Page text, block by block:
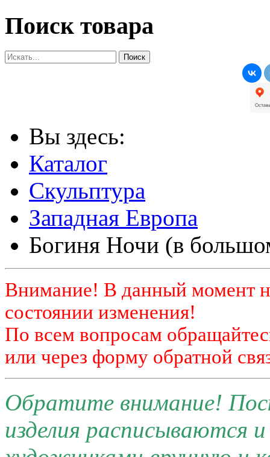
Поиск товара
Вы здесь:
Каталог
Скульптура
Западная Европа
Богиня Ночи (в
Внимание! В данный момент
состоянии изменения!
По всем вопросам
или через форму обратной
Обратите внимание!
изделия расписываются